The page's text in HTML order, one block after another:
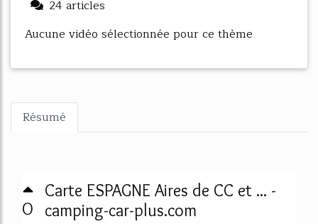
24 articles
Aucune vidéo sélectionnée pour ce thème
Résumé
0
Carte ESPAGNE Aires de CC et ... -
camping-car-plus.com